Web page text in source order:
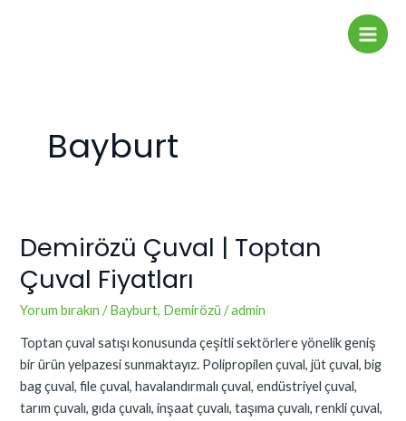
Main
Bayburt
Demirözü Çuval | Toptan
Çuval Fiyatları
Yorum bırakın /Bayburt, Demirözü /admin
Toptan çuval satışı konusunda çeşitli sektörlere yönelik geniş
bir ürün yelpazesi sunmaktayız. Polipropilen çuval, jüt çuval, big
bag çuval, file çuval, havalandırmalı çuval, endüstriyel çuval,
tarım çuvalı, gıda çuvalı, inşaat çuvalı, taşıma çuvalı, renkli çuval,
Demirözü
|
Toptan
Fiyatları